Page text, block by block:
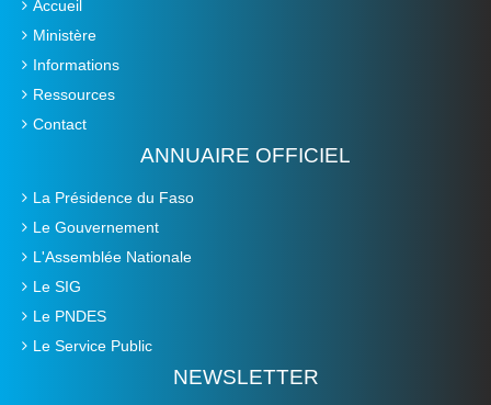
Accueil
Ministère
Informations
Ressources
Contact
ANNUAIRE OFFICIEL
La Présidence du Faso
Le Gouvernement
L'Assemblée Nationale
Le SIG
Le PNDES
Le Service Public
NEWSLETTER